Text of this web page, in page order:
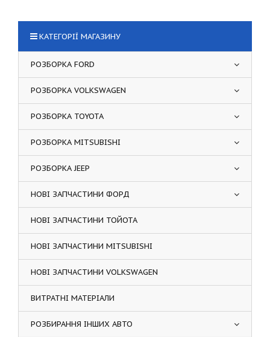
КАТЕГОРІЇ МАГАЗИНУ
РОЗБОРКА FORD
РОЗБОРКА VOLKSWAGEN
РОЗБОРКА TOYOTA
РОЗБОРКА MITSUBISHI
РОЗБОРКА JEEP
НОВІ ЗАПЧАСТИНИ ФОРД
НОВІ ЗАПЧАСТИНИ ТОЙОТА
НОВІ ЗАПЧАСТИНИ MITSUBISHI
НОВІ ЗАПЧАСТИНИ VOLKSWAGEN
ВИТРАТНІ МАТЕРІАЛИ
РОЗБИРАННЯ ІНШИХ АВТО